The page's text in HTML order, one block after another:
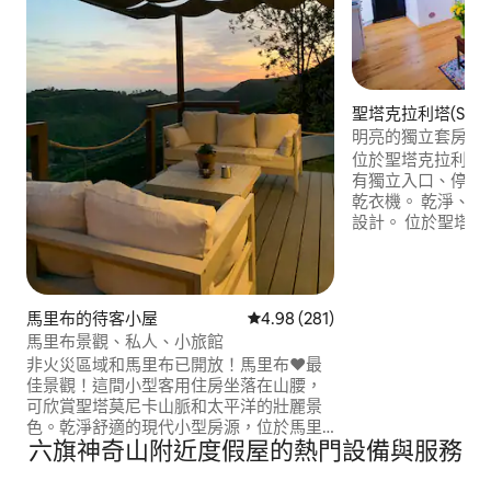
馬里布的待客小屋 從 281 則評價中獲得 4.98 的平均
4.98 (281)
馬里布景觀、私人、小旅館
非火災區域和馬里布已開放！馬里布❤️最
佳景觀！這間小型客用住房坐落在山腰，
可欣賞聖塔莫尼卡山脈和太平洋的壯麗景
色。乾淨舒適的現代小型房源，位於馬里
布（Malibu）標誌性的鋼鐵和玻璃屋後
面，藍色空間（Blu Space）。這間小型客
聖塔克拉利塔
的客用套房
明亮的獨立套房！
房源！
位於聖塔克拉利塔
有獨立入口、停
乾衣機。 乾淨、
設計。 位於聖塔
六旗神奇山附近度假屋的熱門設備與服務